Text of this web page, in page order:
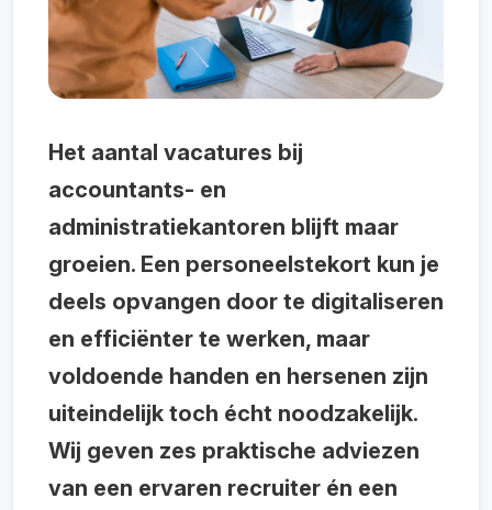
Het aantal vacatures bij
accountants- en
administratiekantoren blijft maar
groeien. Een personeelstekort kun je
deels opvangen door te digitaliseren
en efficiënter te werken, maar
voldoende handen en hersenen zijn
uiteindelijk toch écht noodzakelijk.
Wij geven zes praktische adviezen
van een ervaren recruiter én een